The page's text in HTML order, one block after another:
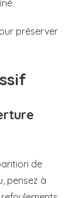
préserver
de
pensez à